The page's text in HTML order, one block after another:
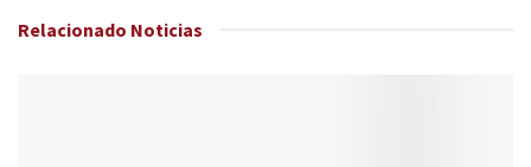
Relacionado Noticias